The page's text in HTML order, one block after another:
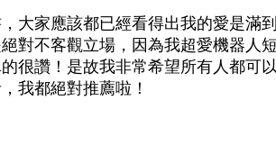
大家應該都已經看得出我的愛是滿
對不客觀立場，因為我超愛機器人
很讚！是故我非常希望所有人都可
我都絕對推薦啦！